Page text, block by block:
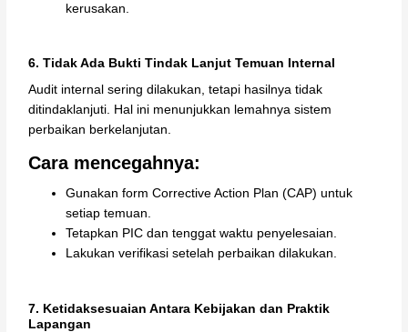
kerusakan.
6. Tidak Ada Bukti Tindak Lanjut Temuan Internal
Audit internal sering dilakukan, tetapi hasilnya tidak
ditindaklanjuti. Hal ini menunjukkan lemahnya sistem
perbaikan berkelanjutan.
Cara mencegahnya:
Gunakan form Corrective Action Plan (CAP) untuk
setiap temuan.
Tetapkan PIC dan tenggat waktu penyelesaian.
Lakukan verifikasi setelah perbaikan dilakukan.
7. Ketidaksesuaian Antara Kebijakan dan Praktik
Lapangan